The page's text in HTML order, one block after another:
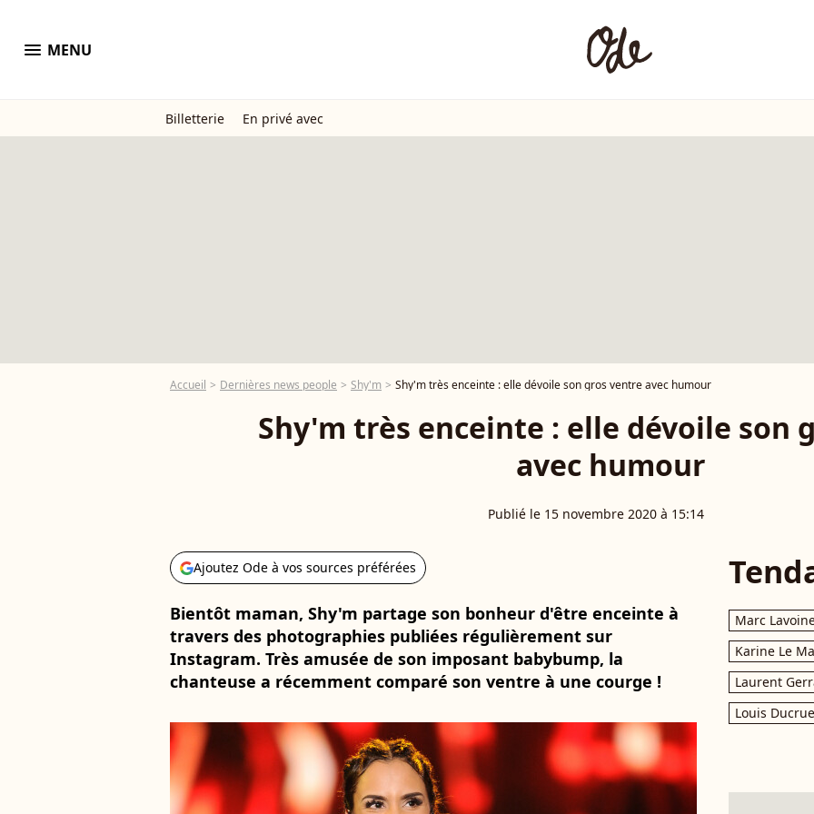
menu MENU
Billetterie En privé avec
Accueil Dernières news people Shy'm Shy'm très enceinte : elle dévoile son gros ventre avec humour
Shy'm très enceinte : elle dévoile son
avec humour
Publié le 15 novembre 2020 à 15:14
Ajoutez Ode à vos sources préférées
Bientôt maman, Shy'm partage son bonheur d'être enceinte à
travers des photographies publiées régulièrement sur
Instagram. Très amusée de son imposant babybump, la
chanteuse a récemment comparé son ventre à une courge !
Marc
Karine Le
Laurent
Louis